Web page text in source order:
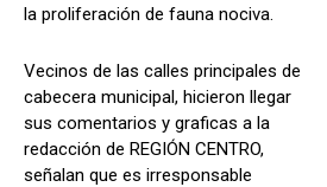
la proliferación de fauna nociva.
Vecinos de las calles principales de
cabecera municipal, hicieron llegar
sus comentarios y graficas a la
redacción de REGIÓN CENTRO,
señalan que es irresponsable